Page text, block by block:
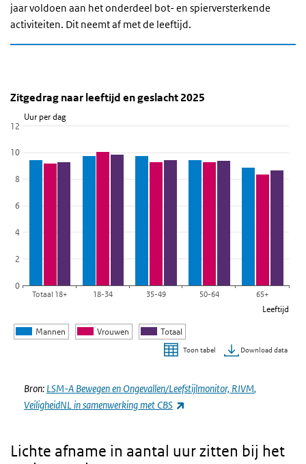
jaar voldoen aan het onderdeel bot- en spierversterkende
activiteiten. Dit neemt af met de leeftijd.
Zitgedrag volwassenen
Sla de grafiek 'Zitgedrag naar leeftijd en geslacht 2025' over en
Zitgedrag naar leeftijd en geslacht 2025
Staaf grafiek met 3 reeksen.
Bekijk als data tabel.
De grafiek heeft 1 X-as die Leeftijd weergeeft.
Uur per dag
Leeftijd
Zitgedrag naar leeftijd en geslacht 2025
Mannen Vrouwen Totaal
0
2
4
6
8
10
12
Totaal 18+ 18-34 35-49 50-64 65+
Toon tabel Download data
Bron: LSM-A Bewegen en Ongevallen/Leefstijlmonitor, RIVM,
VeiligheidNL in samenwerking met CBS
Lichte afname in aantal uur zitten bij het